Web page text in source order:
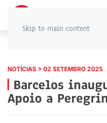
Skip to main content
NOTÍCIAS > 02 SETEMBRO 2025
Barcelos
Apoio a